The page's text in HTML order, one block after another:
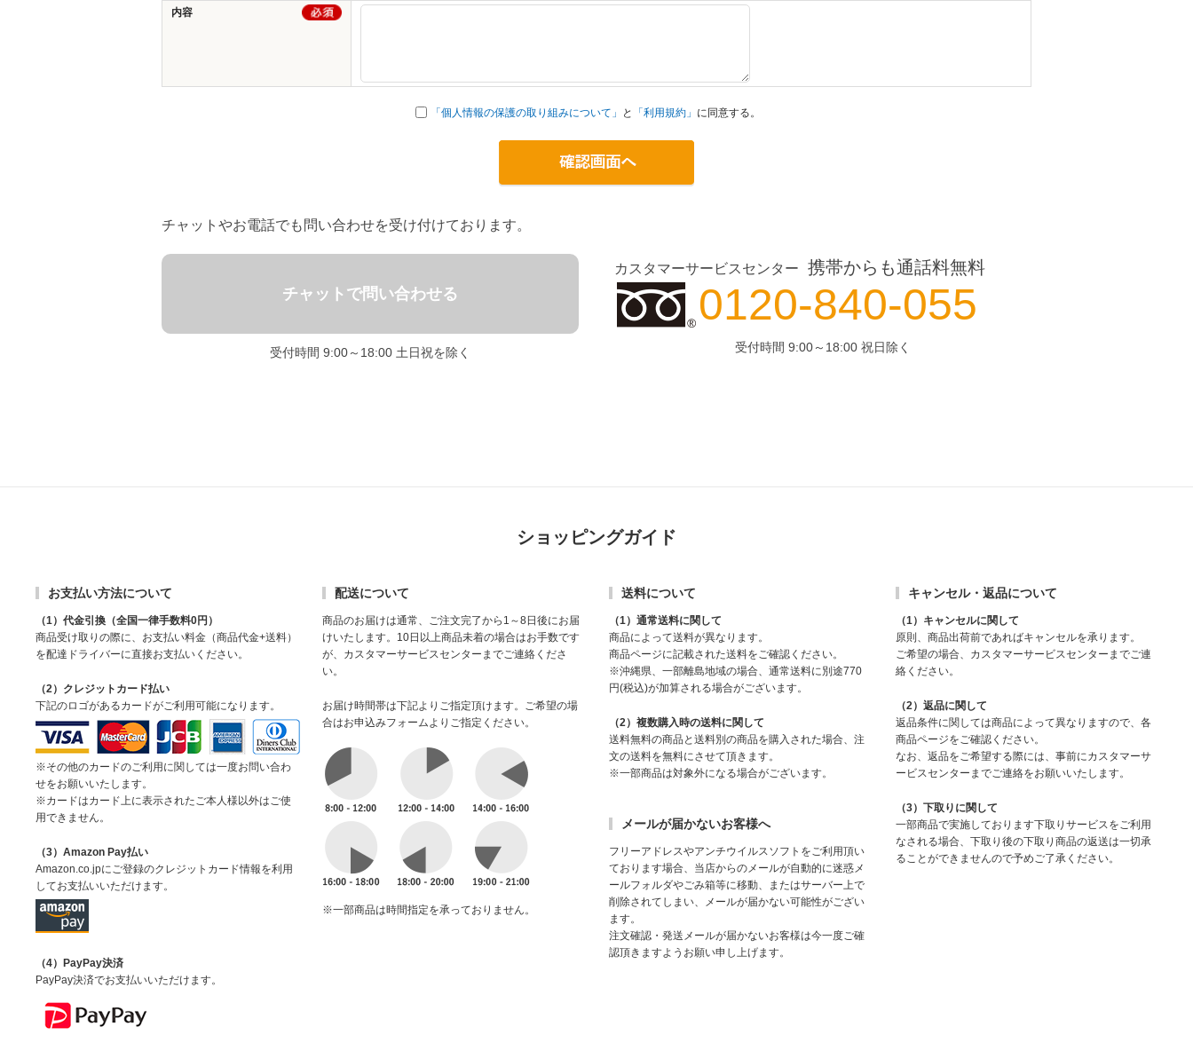
内容
「個人情報の保護の取り組みについて」 と 「利用規約」 に同意する。
チャットやお電話でも問い合わせを受け付けております。
チャットで問い合わせる
受付時間 9:00～18:00 土日祝を除く
カスタマーサービスセンター 携帯からも通話料無料
0120-840-055
受付時間 9:00～18:00 祝日除く
ショッピングガイド
お支払い方法について
（1）代金引換（全国一律手数料0円）
商品受け取りの際に、お支払い料金（商品代金+送料）
を配達ドライバーに直接お支払いください。
（2）クレジットカード払い
下記のロゴがあるカードがご利用可能になります。
※その他のカードのご利用に関しては一度お問い合わ
せをお願いいたします。
※カードはカード上に表示されたご本人様以外はご使
用できません。
（3）Amazon Pay払い
Amazon.co.jpにご登録のクレジットカード情報を利用
してお支払いいただけます。
（4）PayPay決済
PayPay決済でお支払いいただけます。
配送について
商品のお届けは通常、ご注文完了から1～8日後にお届
けいたします。10日以上商品未着の場合はお手数です
が、カスタマーサービスセンターまでご連絡くださ
い。
お届け時間帯は下記よりご指定頂けます。ご希望の場
合はお申込みフォームよりご指定ください。
※一部商品は時間指定を承っておりません。
送料について
（1）通常送料に関して
商品によって送料が異なります。
商品ページに記載された送料をご確認ください。
※沖縄県、一部離島地域の場合、通常送料に別途770
円(税込)が加算される場合がございます。
（2）複数購入時の送料に関して
送料無料の商品と送料別の商品を購入された場合、注
文の送料を無料にさせて頂きます。
※一部商品は対象外になる場合がございます。
メールが届かないお客様へ
フリーアドレスやアンチウイルスソフトをご利用頂い
ております場合、当店からのメールが自動的に迷惑メ
ールフォルダやごみ箱等に移動、またはサーバー上で
削除されてしまい、メールが届かない可能性がござい
ます。
注文確認・発送メールが届かないお客様は今一度ご確
認頂きますようお願い申し上げます。
キャンセル・返品について
（1）キャンセルに関して
原則、商品出荷前であればキャンセルを承ります。
ご希望の場合、カスタマーサービスセンターまでご連
絡ください。
（2）返品に関して
返品条件に関しては商品によって異なりますので、各
商品ページをご確認ください。
なお、返品をご希望する際には、事前にカスタマーサ
ービスセンターまでご連絡をお願いいたします。
（3）下取りに関して
一部商品で実施しております下取りサービスをご利用
なされる場合、下取り後の下取り商品の返送は一切承
ることができませんので予めご了承ください。